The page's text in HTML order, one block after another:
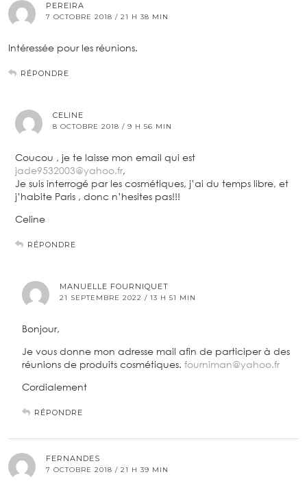
PEREIRA
7 OCTOBRE 2018 / 21 H 38 MIN
Intéressée pour les réunions.
RÉPONDRE
CELINE
8 OCTOBRE 2018 / 9 H 56 MIN
Coucou , je te laisse mon email qui est
jade9532003@yahoo.fr,
Je suis interrogé par les cosmétiques, j’ai du temps libre, et
j’habite Paris , donc n’hesites pas!!!
Celine
RÉPONDRE
MANUELLE FOURNIQUET
21 SEPTEMBRE 2022 / 13 H 51 MIN
Bonjour,
Je vous donne mon adresse mail afin de participer à des
réunions de produits cosmétiques. fourniman@yahoo.fr
Cordialement
RÉPONDRE
FERNANDES
7 OCTOBRE 2018 / 21 H 39 MIN